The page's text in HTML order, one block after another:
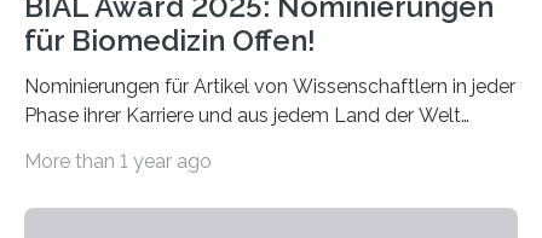
für Biomedizin Offen!
Nominierungen für Artikel von Wissenschaftlern in jeder
Phase ihrer Karriere und aus jedem Land der Welt
Leben gerufen, um die bemerkenswertesten
More than 1 year ago